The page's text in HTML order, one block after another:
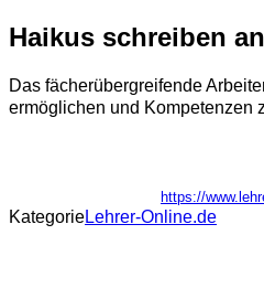
Haikus schreiben
Das fächerübergreifende
ermöglichen und Kompetenzen
https://
KategorieLehrer-Online.de